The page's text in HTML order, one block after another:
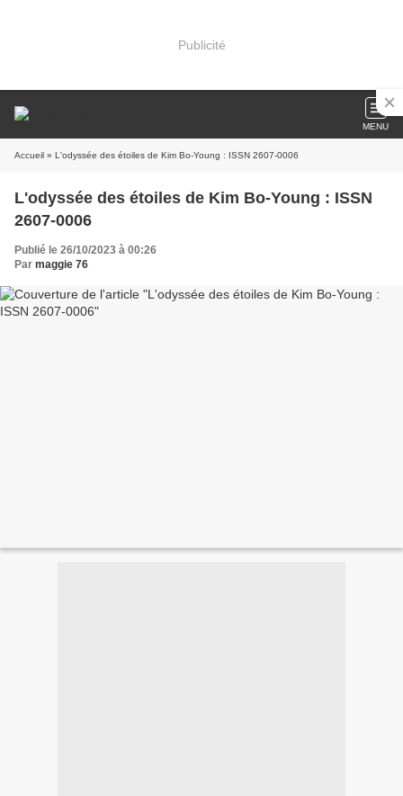
Publicité
MENU
Accueil » L'odyssée des étoiles de Kim Bo-Young : ISSN 2607-0006
L'odyssée des étoiles de Kim Bo-Young : ISSN
2607-0006
Publié le 26/10/2023 à 00:26
Par maggie 76